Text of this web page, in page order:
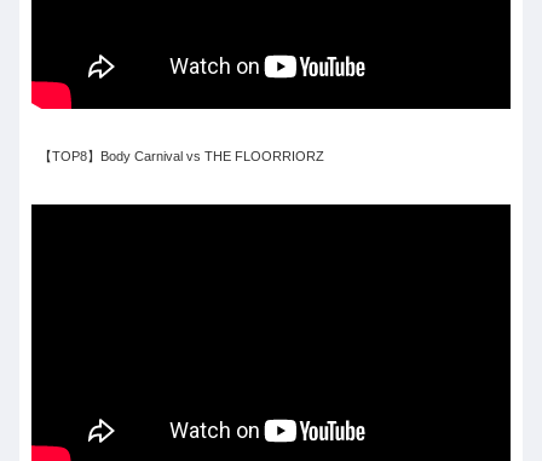
【TOP8】Body Carnival vs THE FLOORRIORZ